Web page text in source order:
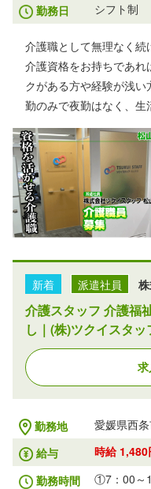
勤務日
シフト制
介護職として無理なく
介護資格をお持ちであ
クがある方や経験が浅
勤のみで夜勤はなく、生
新着 派遣社員
介護スタッフ 介護福
し｜(株)ツクイスタ
勤務地
愛媛県西
給与
時給
勤務時間
①7：00～